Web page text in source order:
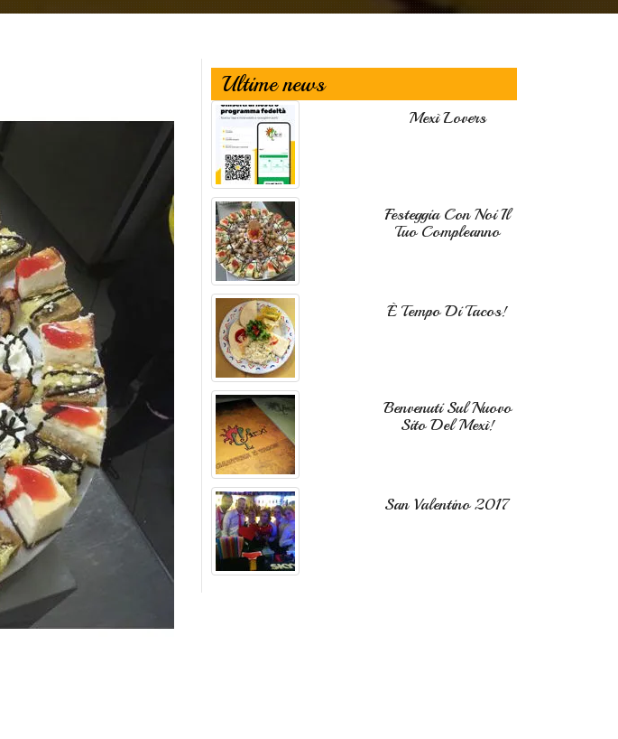
Ultime news
Mexì Lovers
Festeggia Con Noi Il
Tuo Compleanno
È Tempo Di Tacos!
Benvenuti Sul Nuovo
Sito Del Mexì!
San Valentino 2017